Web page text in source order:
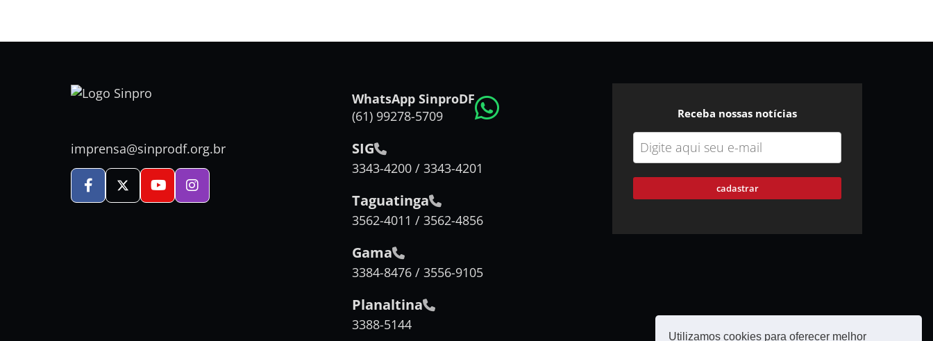
Utilizamos cookies para oferecer melhor
imprensa@sinprodf.org.br
WhatsApp SinproDF
(61) 99278-5709
SIG
3343-4200 / 3343-4201
Taguatinga
3562-4011 / 3562-4856
Gama
3384-8476 / 3556-9105
Planaltina
3388-5144
Receba nossas notícias
cadastrar